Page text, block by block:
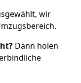
wir
Dann holen